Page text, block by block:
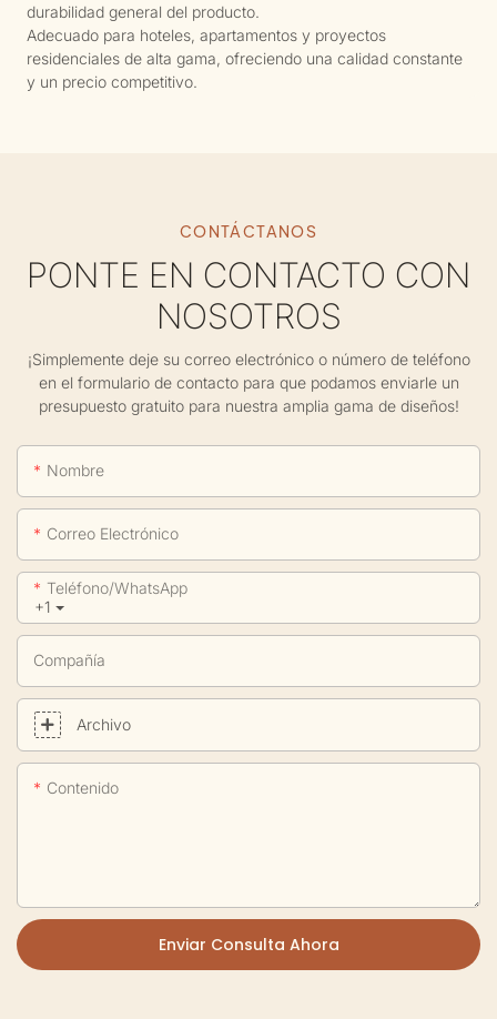
durabilidad general del producto.
Adecuado para hoteles, apartamentos y proyectos
residenciales de alta gama, ofreciendo una calidad constante
y un precio competitivo.
CONTÁCTANOS
PONTE EN CONTACTO CON
NOSOTROS
¡Simplemente deje su correo electrónico o número de teléfono
en el formulario de contacto para que podamos enviarle un
presupuesto gratuito para nuestra amplia gama de diseños!
Nombre
Correo Electrónico
+1
Teléfono/WhatsApp
Compañía
Archivo
Contenido
Enviar Consulta Ahora